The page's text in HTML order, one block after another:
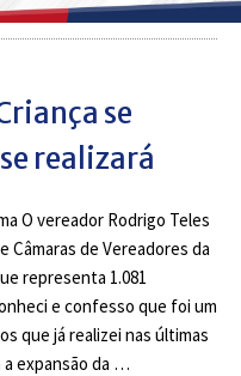
se
realizará
O vereador Rodrigo Teles
Câmaras de Vereadores da
representa 1.081
e confesso que foi um
que já realizei nas últimas
expansão da …